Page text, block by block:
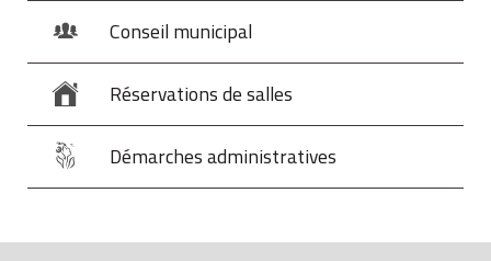
Conseil municipal
Réservations de salles
Démarches administratives